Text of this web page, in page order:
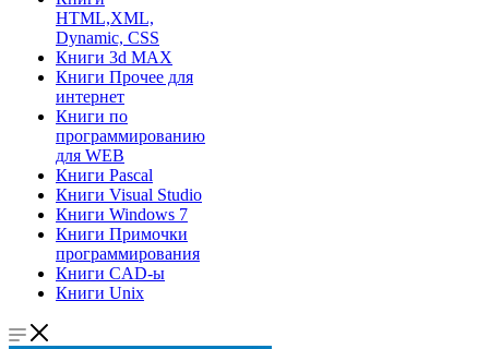
HTML,XML,
Dynamic, CSS
Книги 3d MAX
Книги Прочее для
интернет
Книги по
программированию
для WEB
Книги Pascal
Книги Visual Studio
Книги Windows 7
Книги Примочки
программирования
Книги CAD-ы
Книги Unix